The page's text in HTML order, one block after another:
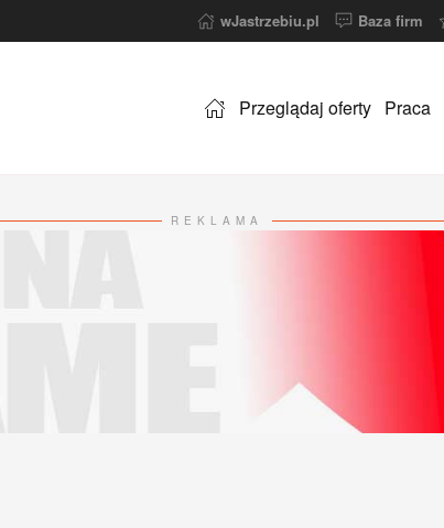
wJastrzebiu.pl Baza firm
Przeglądaj oferty Praca
REKLAMA